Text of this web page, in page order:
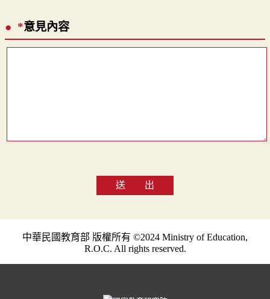
*意見內容
送 出
中華民國教育部 版權所有 ©2024 Ministry of Education,
R.O.C. All rights reserved.